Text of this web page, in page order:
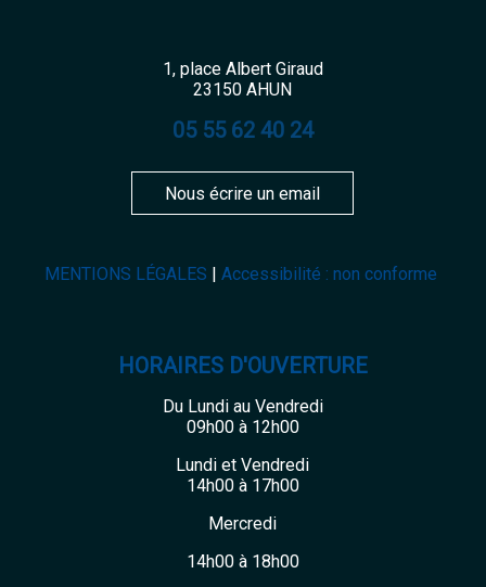
1, place Albert Giraud
23150 AHUN
05 55 62 40 24
Nous écrire un email
MENTIONS LÉGALES Accessibilité : non conforme
HORAIRES D'OUVERTURE
Du Lundi au Vendredi
09h00 à 12h00
Lundi et Vendredi
14h00 à 17h00
Mercredi
14h00 à 18h00